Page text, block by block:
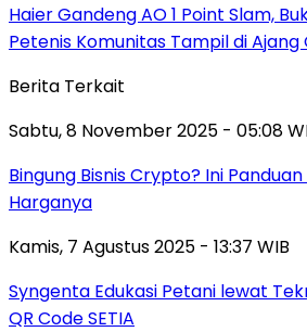
Haier Gandeng AO 1 Point Slam,
Petenis Komunitas Tampil di Ajang
Berita Terkait
Sabtu, 8 November 2025 - 05:08
Bingung Bisnis Crypto? Ini
Harganya
Kamis, 7 Agustus 2025 - 13:37 WIB
Syngenta Edukasi Petani lewat
QR Code SETIA